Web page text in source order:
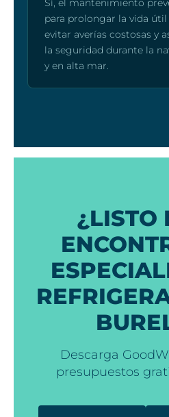
Sí, el mantenimiento
para prolongar la vida útil
evitar averías costosas y
la seguridad durante la
y en alta mar.
¿LISTO
Descarga
presupuestos